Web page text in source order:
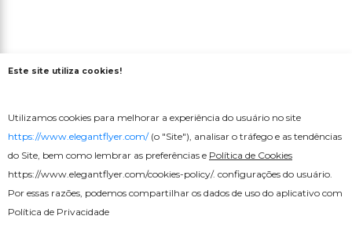
Este site utiliza cookies!
Utilizamos cookies para melhorar a experiência do usuário no site
https://www.elegantflyer.com/(o "Site"), analisar o tráfego e as tendências
do Site, bem como lembrar as preferências e Política de Cookies
https://www.elegantflyer.com/cookies-policy/. configurações do usuário.
Por essas razões, podemos compartilhar os dados de uso do aplicativo com
Política de Privacidade